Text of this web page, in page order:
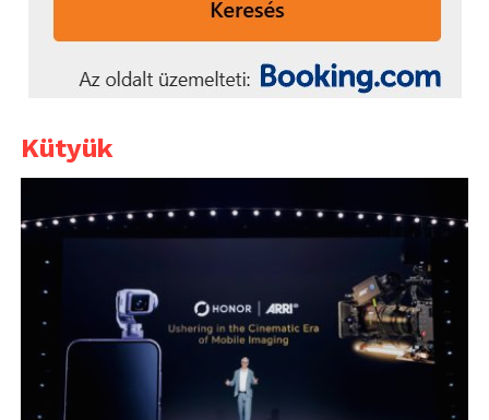
Kütyük